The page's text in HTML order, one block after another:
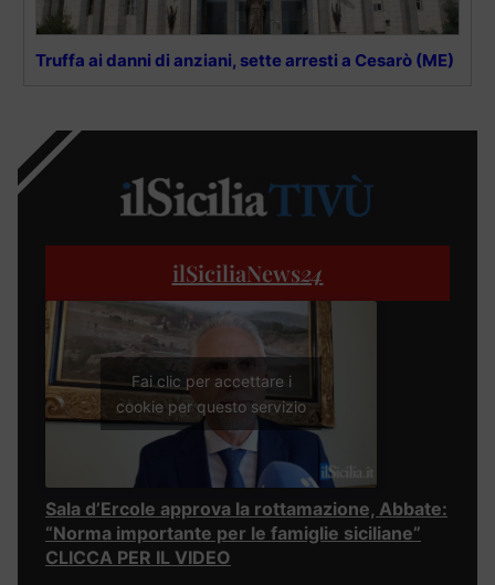
Truffa ai danni di anziani, sette arresti a Cesarò (ME)
ilSiciliaNews24
Fai clic per accettare i
cookie per questo servizio
Sala d’Ercole approva la rottamazione, Abbate:
“Norma importante per le famiglie siciliane”
CLICCA PER IL VIDEO